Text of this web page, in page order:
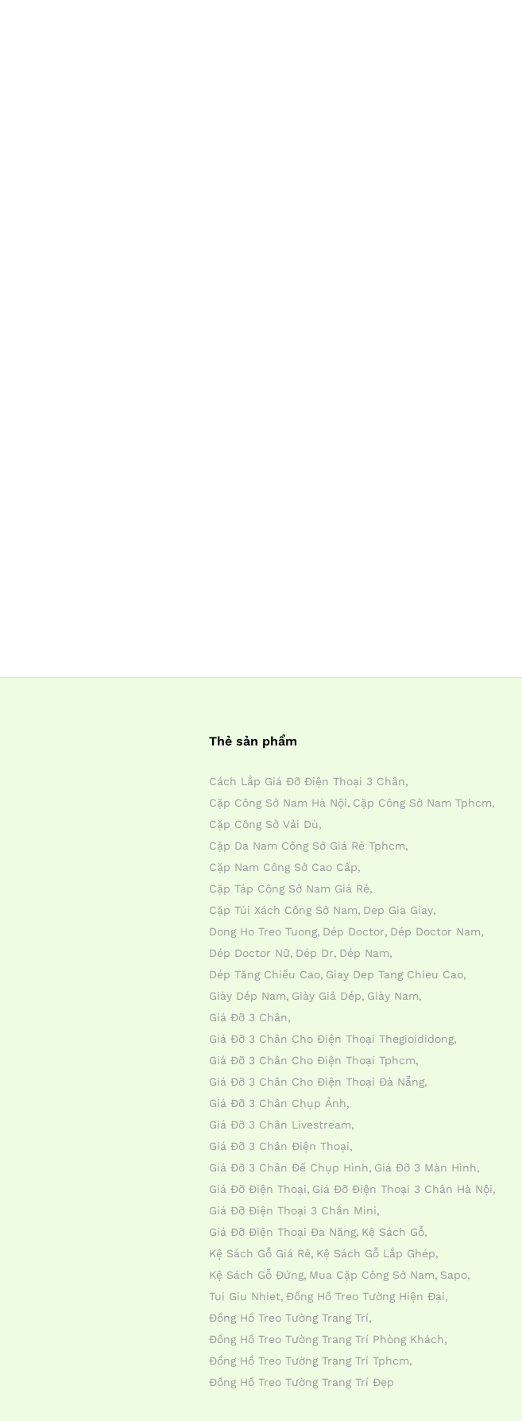
Thẻ sản phẩm
Cách Lắp Giá Đỡ Điện Thoại 3 Chân
Cặp Công Sở Nam Hà Nội Cặp Công Sở Nam Tphcm
Cặp Công Sở Vải Dù
Cặp Da Nam Công Sở Giá Rẻ Tphcm
Cặp Nam Công Sở Cao Cấp
Cặp Táp Công Sở Nam Giá Rẻ
Cặp Túi Xách Công Sở Nam Dep Gia Giay
Dong Ho Treo Tuong Dép Doctor Dép Doctor Nam
Dép Doctor Nữ Dép Dr Dép Nam
Dép Tăng Chiều Cao Giay Dep Tang Chieu Cao
Giày Dép Nam Giày Giả Dép Giày Nam
Giá Đỡ 3 Chân
Giá Đỡ 3 Chân Cho Điện Thoại Thegioididong
Giá Đỡ 3 Chân Cho Điện Thoại Tphcm
Giá Đỡ 3 Chân Cho Điện Thoại Đà Nẵng
Giá Đỡ 3 Chân Chụp Ảnh
Giá Đỡ 3 Chân Livestream
Giá Đỡ 3 Chân Điện Thoại
Giá Đỡ 3 Chân Đế Chụp Hình Giá Đỡ 3 Màn Hình
Giá Đỡ Điện Thoại Giá Đỡ Điện Thoại 3 Chân Hà Nội
Giá Đỡ Điện Thoại 3 Chân Mini
Giá Đỡ Điện Thoại Đa Năng Kệ Sách Gỗ
Kệ Sách Gỗ Giá Rẻ Kệ Sách Gỗ Lắp Ghép
Kệ Sách Gỗ Đứng Mua Cặp Công Sở Nam Sapo
Tui Giu Nhiet Đồng Hồ Treo Tường Hiện Đại
Đồng Hồ Treo Tường Trang Trí
Đồng Hồ Treo Tường Trang Trí Phòng Khách
Đồng Hồ Treo Tường Trang Trí Tphcm
Đồng Hồ Treo Tường Trang Trí Đẹp